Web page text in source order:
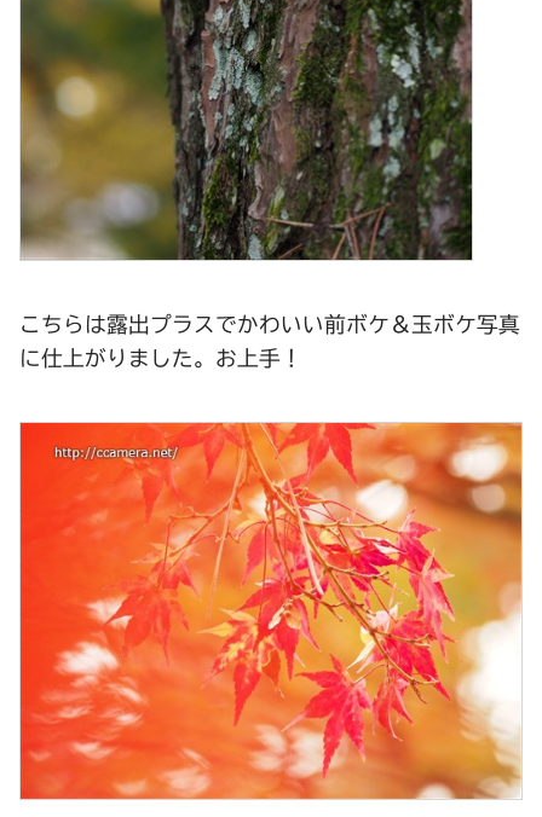
こちらは露出プラスでかわいい前ボケ＆玉ボケ写真
に仕上がりました。お上手！